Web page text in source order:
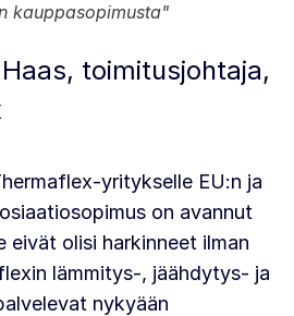
kauppasopimusta"
toimitusjohtaja,
yritykselle EU:n ja
on avannut
eivät olisi harkinneet ilman
lämmitys-, jäähdytys- ja
nykyään